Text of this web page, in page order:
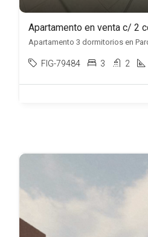
FIG-79484 3 2